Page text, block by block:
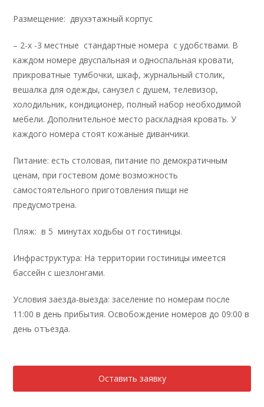
Размещение: двухэтажный корпус
– 2-х -3 местные стандартные номера с удобствами. В
каждом номере двуспальная и односпальная кровати,
прикроватные тумбочки, шкаф, журнальный столик,
вешалка для одежды, санузел с душем, телевизор,
холодильник, кондиционер, полный набор необходимой
мебели. Дополнительное место раскладная кровать. У
каждого номера стоят кожаные диванчики.
Питание: есть столовая, питание по демократичным
ценам, при гостевом доме возможность
самостоятельного приготовления пищи не
предусмотрена.
Пляж: в 5 минутах ходьбы от гостиницы.
Инфраструктура: На территории гостиницы имеется
бассейн с шезлонгами.
Условия заезда-выезда: заселение по номерам после
11:00 в день прибытия. Освобождение номеров до 09:00 в
день отъезда.
Оставить заявку